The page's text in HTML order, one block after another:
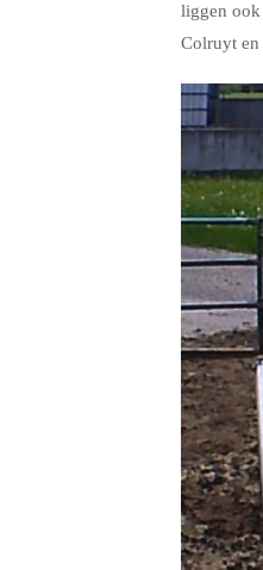
liggen ook
Colruyt